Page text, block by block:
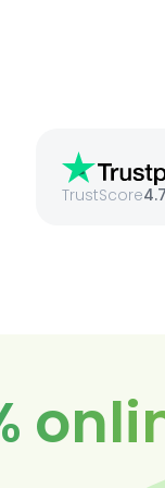
TrustScore4.7